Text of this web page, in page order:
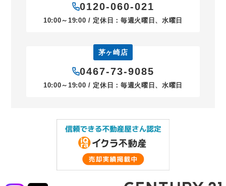
0120-060-021
10:00～19:00 / 定休日：毎週火曜日、水曜日
茅ヶ崎店
0467-73-9085
10:00～19:00 / 定休日：毎週火曜日、水曜日